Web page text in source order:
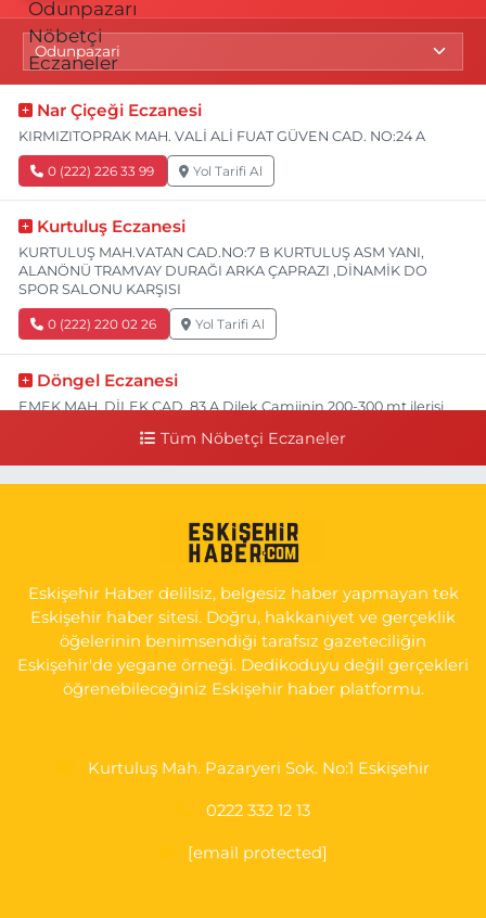
Nar Çiçeği Eczanesi
KIRMIZITOPRAK MAH. VALİ ALİ FUAT GÜVEN CAD. NO:24 A
0 (222) 226 33 99 Yol Tarifi Al
Kurtuluş Eczanesi
KURTULUŞ MAH.VATAN CAD.NO:7 B KURTULUŞ ASM YANI,
ALANÖNÜ TRAMVAY DURAĞI ARKA ÇAPRAZI ,DİNAMİK DO
SPOR SALONU KARŞISI
0 (222) 220 02 26 Yol Tarifi Al
Döngel Eczanesi
EMEK MAH. DİLEK CAD. 83 A Dilek Camiinin 200-300 mt ilerisi
İSTİKLAL MAH. ŞAİR FUZULİ CAD. NO:35 A HAVA HASTANESİ
KARŞI KÖŞESİ ŞAİR FUZULİ AİLE SAĞLIĞI MERKEZİ KARŞISI
0 (222) 230 11 31 Yol Tarifi Al
Tüm Nöbetçi Eczaneler
Eskişehir Haber delilsiz, belgesiz haber yapmayan tek
Eskişehir haber sitesi. Doğru, hakkaniyet ve gerçeklik
öğelerinin benimsendiği tarafsız gazeteciliğin
Eskişehir'de yegane örneği. Dedikoduyu değil gerçekleri
öğrenebileceğiniz Eskişehir haber platformu.
Kurtuluş Mah. Pazaryeri Sok. No:1 Eskişehir
0222 332 12 13
[email protected]